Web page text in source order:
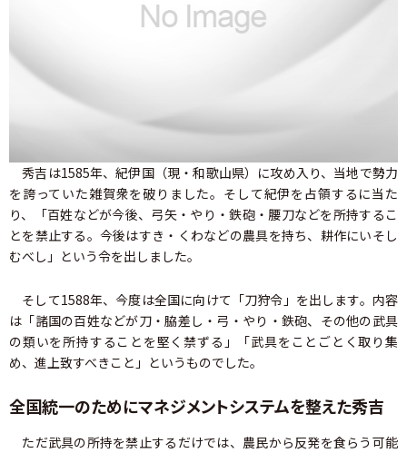
秀吉は1585年、紀伊国（現・和歌山県）に攻め入り、当地で勢力
を誇っていた雑賀衆を破りました。そして紀伊を占領するに当た
り、「百姓などが今後、弓矢・やり・鉄砲・腰刀などを所持するこ
とを禁止する。今後はすき・くわなどの農具を持ち、耕作にいそし
むべし」という令を出しました。
そして1588年、今度は全国に向けて「刀狩令」を出します。内容
は「諸国の百姓などが刀・脇差し・弓・やり・鉄砲、その他の武具
の類いを所持することを堅く禁ずる」「武具をことごとく取り集
め、進上致すべきこと」というものでした。
全国統一のためにマネジメントシステムを整えた秀吉
ただ武具の所持を禁止するだけでは、農民から反発を食らう可能